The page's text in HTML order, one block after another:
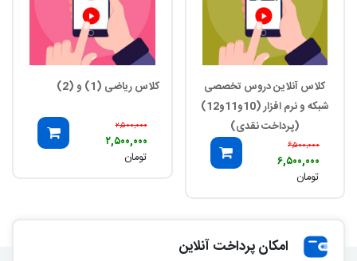
کلاس آنلاین دروس تخصصی
شبکه و نرم افزار (10و11و12)
(پرداخت نقدی)
۶,۵۰۰,۰۰۰
۶,۵۰۰,۰۰۰
تومان
کلاس ریاضی (1) و (2)
۲,۵۰۰,۰۰۰
۲,۵۰۰,۰۰۰
تومان
امکان پرداخت آنلاین